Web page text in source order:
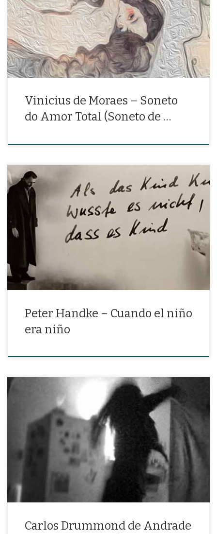
«Te amo como amigo y como amante en una siempre diversa
realidad»
Vinicius de Moraes – Soneto
do Amor Total (Soneto de …
«Cuando el niño era niño, no sabía que era niño, para él todo
estaba animado y todas las almas eran una.»
Peter Handke – Cuando el niño
era niño
«El dolor es inevitable. El sufrimiento es opcional.»
Carlos Drummond de Andrade